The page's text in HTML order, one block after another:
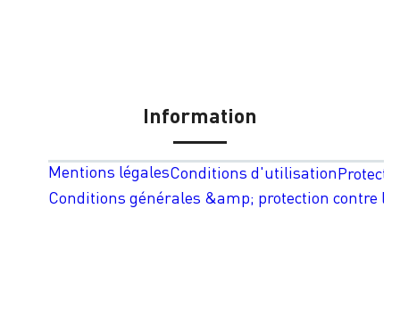
Information
Mentions légalesConditions d'utilisation
Conditions générales &amp; protection contre